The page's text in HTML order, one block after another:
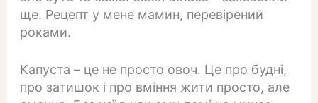
ще. Рецепт у мене мамин, перевірений
роками.
Капуста – це не просто овоч. Це про будні,
про затишок і про вміння жити просто, але